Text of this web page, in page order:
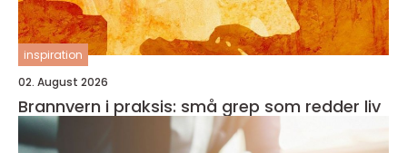
inspiration
02. August 2026
Brannvern i praksis: små grep som redder liv